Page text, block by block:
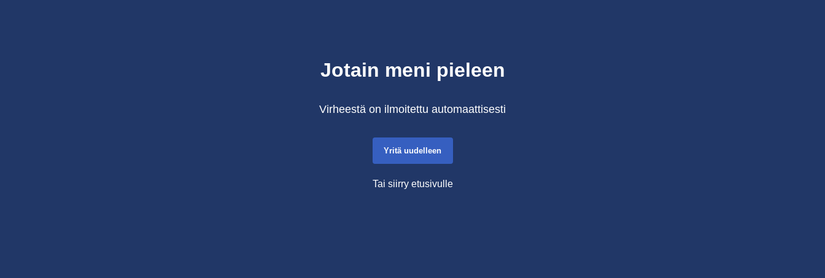
Jotain meni pieleen
Virheestä on ilmoitettu automaattisesti
Yritä uudelleen
Tai siirry etusivulle